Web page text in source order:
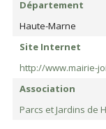
Département
Haute-Marne
Site Internet
http://www.mairie-
Association
Parcs et Jardins de